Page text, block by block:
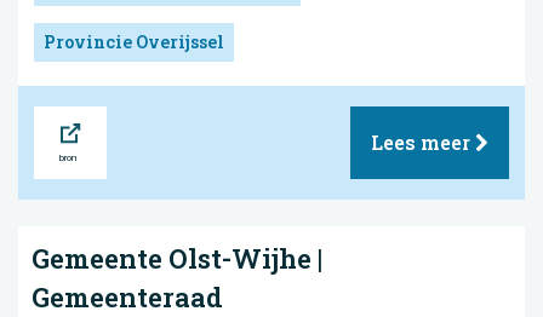
Provincie Overijssel
Lees meer
Gemeente Olst-Wijhe |
Gemeenteraad